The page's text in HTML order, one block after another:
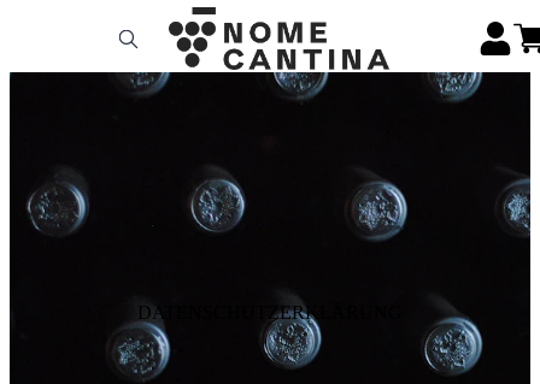
DATENSCHUTZERKLÄRUNG